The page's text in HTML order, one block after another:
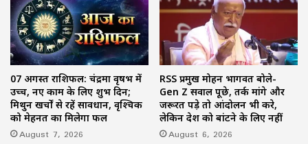
07 अगस्त राशिफल: चंद्रमा वृषभ में
उच्च, नए काम के लिए शुभ दिन;
मिथुन खर्चों से रहें सावधान, वृश्चिक
को मेहनत का मिलेगा फल
August 7, 2026
RSS प्रमुख मोहन भागवत बोले-
Gen Z सवाल पूछे, तर्क मांगे और
जरूरत पड़े तो आंदोलन भी करे,
लेकिन देश को बांटने के लिए नहीं
August 6, 2026